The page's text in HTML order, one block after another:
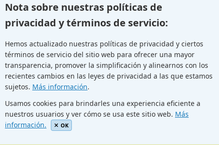
Youtube Twitter Linkedin Flickr
© Internet Corporation for Assigned Names and Numbers.
Privacy Policy
Terms of Service
Nota sobre nuestras políticas de
privacidad y términos de servicio:
Hemos actualizado nuestras políticas de privacidad y ciertos
términos de servicio del sitio web para ofrecer una mayor
transparencia, promover la simplificación y alinearnos con los
recientes cambios en las leyes de privacidad a las que estamos
sujetos. Más información.
Usamos cookies para brindarles una experiencia eficiente a
nuestros usuarios y ver cómo se usa este sitio web. Más
información.
OK